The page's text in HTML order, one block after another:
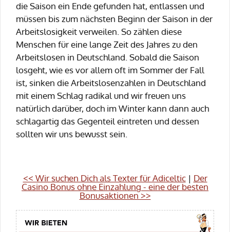
die Saison ein Ende gefunden hat, entlassen und
müssen bis zum nächsten Beginn der Saison in der
Arbeitslosigkeit verweilen. So zählen diese
Menschen für eine lange Zeit des Jahres zu den
Arbeitslosen in Deutschland. Sobald die Saison
losgeht, wie es vor allem oft im Sommer der Fall
ist, sinken die Arbeitslosenzahlen in Deutschland
mit einem Schlag radikal und wir freuen uns
natürlich darüber, doch im Winter kann dann auch
schlagartig das Gegenteil eintreten und dessen
sollten wir uns bewusst sein.
<< Wir suchen Dich als Texter für Adiceltic| Der
Casino Bonus ohne Einzahlung - eine der besten
Bonusaktionen >>